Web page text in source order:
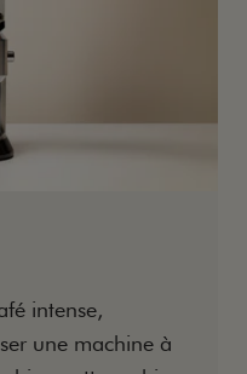
intense,
une machine à